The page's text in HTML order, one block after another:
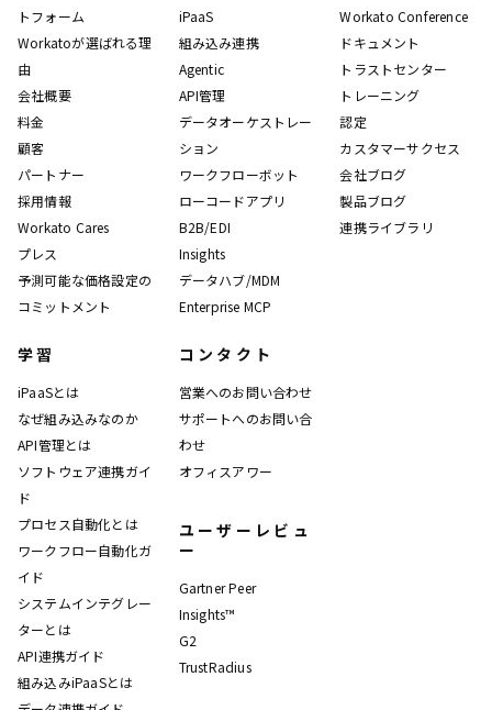
トフォーム
Workatoが選ばれる理
由
会社概要
料金
顧客
パートナー
採用情報
Workato Cares
プレス
予測可能な価格設定の
コミットメント
iPaaS
組み込み連携
Agentic
API管理
データオーケストレー
ション
ワークフローボット
ローコードアプリ
B2B/EDI
Insights
データハブ/MDM
Enterprise MCP
Workato Conference
ドキュメント
トラストセンター
トレーニング
認定
カスタマーサクセス
会社ブログ
製品ブログ
連携ライブラリ
学習
iPaaSとは
なぜ組み込みなのか
API管理とは
ソフトウェア連携ガイ
ド
プロセス自動化とは
ワークフロー自動化ガ
イド
システムインテグレー
ターとは
API連携ガイド
組み込みiPaaSとは
コンタクト
営業へのお問い合わせ
サポートへのお問い合
わせ
オフィスアワー
ユーザーレビュ
ー
Gartner Peer
Insights™
G2
TrustRadius